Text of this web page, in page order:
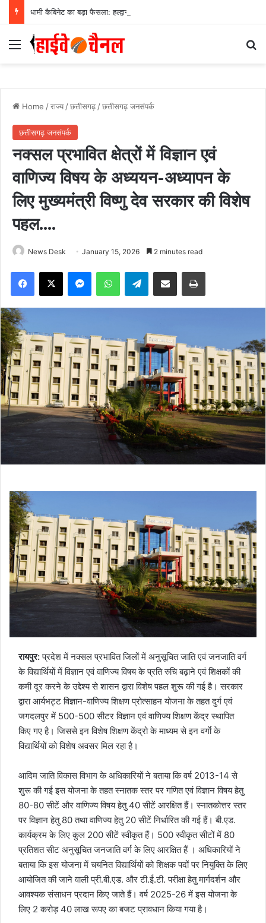
Menu
Home /राज्य /छत्तीसगढ़ /छत्तीसगढ़ जनसंपर्क
छत्तीसगढ़ जनसंपर्क
नक्सल प्रभावित क्षेत्रों में विज्ञान एवं
वाणिज्य विषय के अध्ययन-अध्यापन के
लिए मुख्यमंत्री विष्णु देव सरकार की विशेष
पहल….
News Desk January 15, 2026 2 minutes read
Facebook
X MessengerWhatsAppTelegramShare via Email Print
रायपुर:प्रदेश में नक्सल प्रभावित जिलों में अनुसूचित जाति एवं जनजाति वर्ग
के विद्यार्थियों में विज्ञान एवं वाणिज्य विषय के प्रति रुचि बढ़ाने एवं शिक्षकों की
कमी दूर करने के उद्देश्य से शासन द्वारा विशेष पहल शुरू की गई है। सरकार
द्वारा आर्यभट्ट विज्ञान-वाणिज्य शिक्षण प्रोत्साहन योजना के तहत दुर्ग एवं
जगदलपुर में 500-500 सीटर विज्ञान एवं वाणिज्य शिक्षण केंद्र स्थापित
किए गए है। जिससे इन विशेष शिक्षण केंद्रो के माध्यम से इन वर्गाे के
विद्यार्थियों को विशेष अवसर मिल रहा है।
आदिम जाति विकास विभाग के अधिकारियों ने बताया कि वर्ष 2013-14 से
शुरू की गई इस योजना के तहत स्नातक स्तर पर गणित एवं विज्ञान विषय हेतु
80-80 सीटें और वाणिज्य विषय हेतु 40 सीटें आरक्षित हैं। स्नातकोत्तर स्तर
पर विज्ञान हेतु 80 तथा वाणिज्य हेतु 20 सीटें निर्धारित की गई हैं। बी.एड.
कार्यक्रम के लिए कुल 200 सीटें स्वीकृत हैं। 500 स्वीकृत सीटों में 80
प्रतिशत सीट अनुसूचित जनजाति वर्ग के लिए आरक्षित हैं । अधिकारियों ने
बताया कि इस योजना में चयनित विद्यार्थियों को शिक्षक पदों पर नियुक्ति के लिए
आयोजित की जाने वाली प्री.बी.एड. और टी.ई.टी. परीक्षा हेतु मार्गदर्शन और
आवश्यक संसाधन प्रदान किए जाते हैं। वर्ष 2025-26 में इस योजना के
लिए 2 करोड़ 40 लाख रूपए का बजट प्रावधान किया गया है।